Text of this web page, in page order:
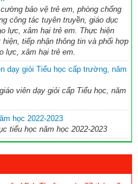
bảo vệ trẻ em, phòng chống
công tác tuyên truyền, giáo dục
lực, xâm hại trẻ em. Thực hiện
tiếp nhận thông tin và phối hợp
lực, xâm hại trẻ em.
dạy giỏi Tiểu học cấp trường, năm
viên dạy giỏi cấp Tiểu học, năm
học 2022-2023
tiểu học năm học 2022-2023